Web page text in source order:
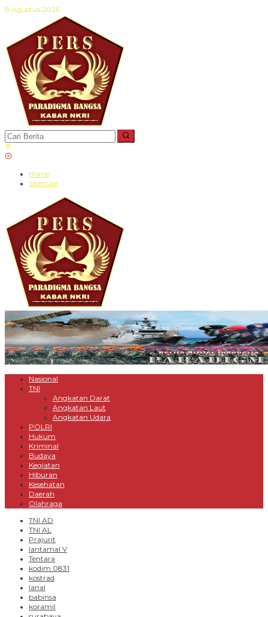
Lewati
8 Agustus 2026
Home
Sitemap
Nasional
TNI
Angkatan Darat
Angkatan Laut
Angkatan Udara
POLRI
Hukum
Kriminal
Budaya
Kegiatan
Hiburan
Kesehatan
Daerah
Olahraga
TNI AD
TNI AL
Prajurit
lantamal V
Tentara
kodim 0831
kostrad
lanal
babinsa
koramil